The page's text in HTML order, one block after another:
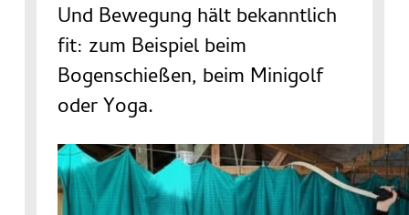
Und Bewegung hält bekanntlich
fit: zum Beispiel beim
Bogenschießen, beim Minigolf
oder Yoga.